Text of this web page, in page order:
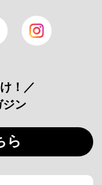
YouTube
！／
ン
ら